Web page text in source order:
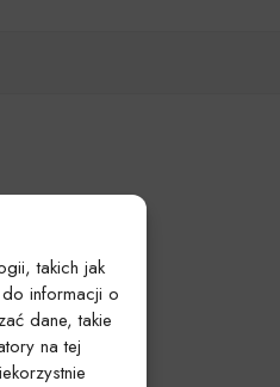
takich jak
informacji o
dane, takie
na tej